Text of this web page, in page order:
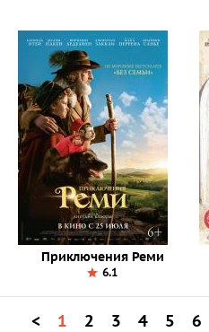
Приключения Реми
6.1
< 1 2 3 4 5 6